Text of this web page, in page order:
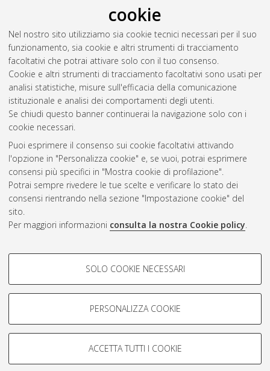
cookie
Nel nostro sito utilizziamo sia cookie tecnici necessari per il suo
funzionamento, sia cookie e altri strumenti di tracciamento
facoltativi che potrai attivare solo con il tuo consenso.
Cookie e altri strumenti di tracciamento facoltativi sono usati per
analisi statistiche, misure sull'efficacia della comunicazione
istituzionale e analisi dei comportamenti degli utenti.
Se chiudi questo banner continuerai la navigazione solo con i
cookie necessari.
Puoi esprimere il consenso sui cookie facoltativi attivando
l'opzione in "Personalizza cookie" e, se vuoi, potrai esprimere
consensi più specifici in "Mostra cookie di profilazione".
Potrai sempre rivedere le tue scelte e verificare lo stato dei
consensi rientrando nella sezione "Impostazione cookie" del
sito.
Per maggiori informazioni consulta la nostra Cookie policy.
COOKIE DI PROFILAZIONE -
Si tratta di cookie utilizzati per analizzare le caratteristiche della
navigazione degli utenti, creare profili in base al loro comportamento
Mostra cookie di profilazione
COOKIE TECNICI - NECESSARI
SOLO COOKIE NECESSARI
PERSONALIZZA COOKIE
ACCETTA TUTTI I COOKIE
Gestione del documento:
Atom
Rss 1.0
Rss 2.0
ISSN: 2038-7946
Impostazioni Cookie
Informativa sulla privacy
Condizioni d’uso del sito